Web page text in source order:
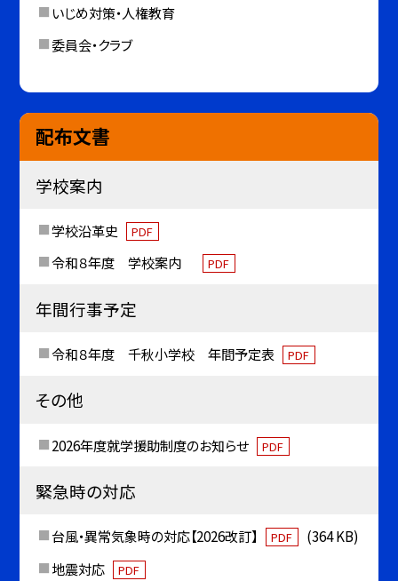
いじめ対策・人権教育
委員会・クラブ
配布文書
学校案内
学校沿革史 PDF
令和８年度 学校案内 PDF
年間行事予定
令和８年度 千秋小学校 年間予定表 PDF
その他
2026年度就学援助制度のお知らせ PDF
緊急時の対応
台風・異常気象時の対応【2026改訂】 PDF
(364 KB)
地震対応
PDF